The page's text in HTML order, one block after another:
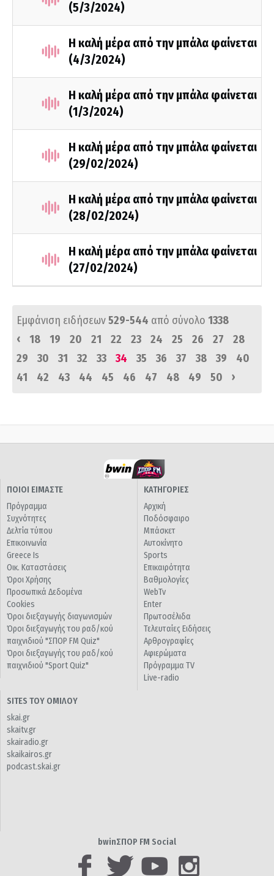
(5/3/2024)
Η καλή μέρα από την μπάλα φαίνεται
(4/3/2024)
Η καλή μέρα από την μπάλα φαίνεται
(1/3/2024)
Η καλή μέρα από την μπάλα φαίνεται
(29/02/2024)
Η καλή μέρα από την μπάλα φαίνεται
(28/02/2024)
Η καλή μέρα από την μπάλα φαίνεται
(27/02/2024)
Εμφάνιση ειδήσεων529-544 από σύνολο 1338
‹
18 19 20 21 22 23 24 25 26 27
28
29
30 31 32 33 34 35 36 37 38 39
40
41
42 43 44 45 46 47 48 49 50 ›
ΠΟΙΟΙ ΕΙΜΑΣΤΕ
Πρόγραμμα
Συχνότητες
Δελτία τύπου
Επικοινωνία
Greece Is
Οικ. Καταστάσεις
Όροι Χρήσης
Προσωπικά Δεδομένα
Cookies
Όροι διεξαγωγής διαγωνισμών
Όροι διεξαγωγής του ραδ/κού
παιχνιδιού "ΣΠΟΡ FM Quiz"
Όροι διεξαγωγής του ραδ/κού
παιχνιδιού "Sport Quiz"
ΚΑΤΗΓΟΡΙΕΣ
Αρχική
Ποδόσφαιρο
Μπάσκετ
Αυτοκίνητο
Sports
Επικαιρότητα
Βαθμολογίες
WebTv
Enter
Πρωτοσέλιδα
Τελευταίες Ειδήσεις
Αρθρογραφίες
Αφιερώματα
Πρόγραμμα TV
Live-radio
SITES ΤΟΥ ΟΜΙΛΟΥ
skai.gr
skaitv.gr
skairadio.gr
skaikairos.gr
podcast.skai.gr
bwinΣΠΟΡ FM Social